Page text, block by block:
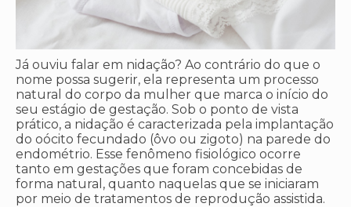
Já ouviu falar em nidação? Ao contrário do que o
nome possa sugerir, ela representa um processo
natural do corpo da mulher que marca o início do
seu estágio de gestação. Sob o ponto de vista
prático, a nidação é caracterizada pela implantação
do oócito fecundado (ôvo ou zigoto) na parede do
endométrio. Esse fenômeno fisiológico ocorre
tanto em gestações que foram concebidas de
forma natural, quanto naquelas que se iniciaram
por meio de tratamentos de reprodução assistida.